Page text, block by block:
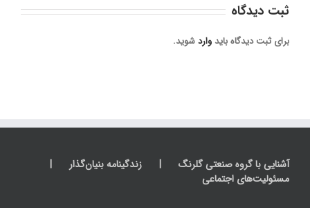
ثبت ديدگاه
برای ثبت دیدگاه باید واردشوید.
آشنایی با گروه صنعتی گلرنگ
زندگینامه بنیان‌گذار
مسئولیت‌های اجتماعی